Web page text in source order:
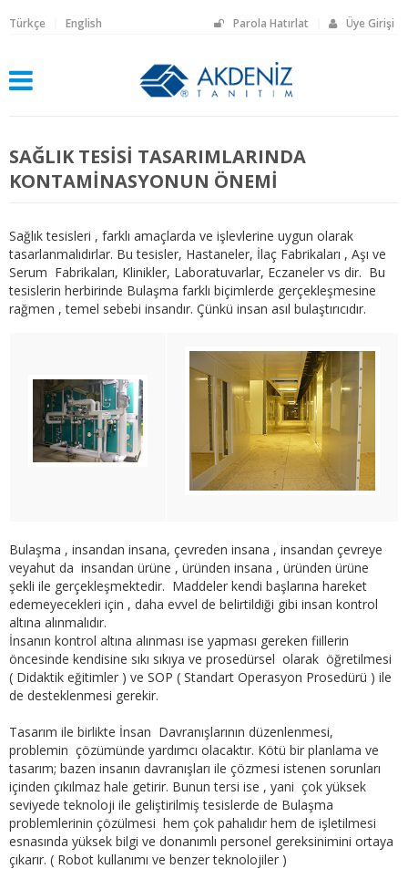
Parola Hatırlat Üye Girişi
Türkçe English
SAĞLIK TESİSİ TASARIMLARINDA
KONTAMİNASYONUN ÖNEMİ
Sağlık tesisleri , farklı amaçlarda ve işlevlerine uygun olarak
tasarlanmalıdırlar. Bu tesisler, Hastaneler, İlaç Fabrikaları , Aşı ve
Serum Fabrikaları, Klinikler, Laboratuvarlar, Eczaneler vs dir. Bu
tesislerin herbirinde Bulaşma farklı biçimlerde gerçekleşmesine
rağmen , temel sebebi insandır. Çünkü insan asıl bulaştırıcıdır.
Bulaşma , insandan insana, çevreden insana , insandan çevreye
veyahut da insandan ürüne , üründen insana , üründen ürüne
şekli ile gerçekleşmektedir. Maddeler kendi başlarına hareket
edemeyecekleri için , daha evvel de belirtildiği gibi insan kontrol
altına alınmalıdır.
İnsanın kontrol altına alınması ise yapması gereken fiillerin
öncesinde kendisine sıkı sıkıya ve prosedürsel olarak öğretilmesi
( Didaktik eğitimler ) ve SOP ( Standart Operasyon Prosedürü ) ile
de desteklenmesi gerekir.
Tasarım ile birlikte İnsan Davranışlarının düzenlenmesi,
problemin çözümünde yardımcı olacaktır. Kötü bir planlama ve
tasarım; bazen insanın davranışları ile çözmesi istenen sorunları
içinden çıkılmaz hale getirir. Bunun tersi ise , yani çok yüksek
seviyede teknoloji ile geliştirilmiş tesislerde de Bulaşma
problemlerinin çözülmesi hem çok pahalıdır hem de işletilmesi
esnasında yüksek bilgi ve donanımlı personel gereksinimini ortaya
çıkarır. ( Robot kullanımı ve benzer teknolojiler )